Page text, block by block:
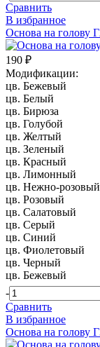
Сравнить
В избранное
Основа на голову
190 ₽
Модификации:
цв. Бежевый
цв. Белый
цв. Бирюза
цв. Голубой
цв. Желтый
цв. Зеленый
цв. Красный
цв. Лимонный
цв. Нежно-розовый
цв. Розовый
цв. Салатовый
цв. Серый
цв. Синий
цв. Фиолетовый
цв. Черный
цв. Бежевый
-
Сравнить
В избранное
Основа на голову